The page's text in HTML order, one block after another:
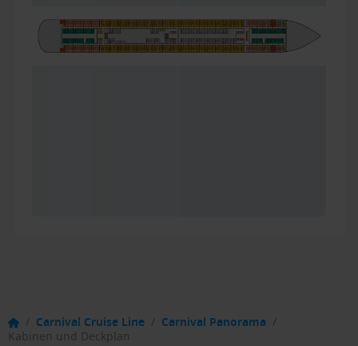
/ Carnival Cruise Line / Carnival Panorama /
Kabinen und Deckplan